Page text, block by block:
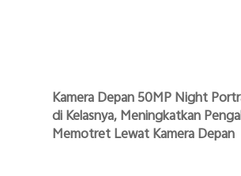
Kamera Depan 50MP Night
di Kelasnya, Meningkatkan
Memotret Lewat Kamera Depan